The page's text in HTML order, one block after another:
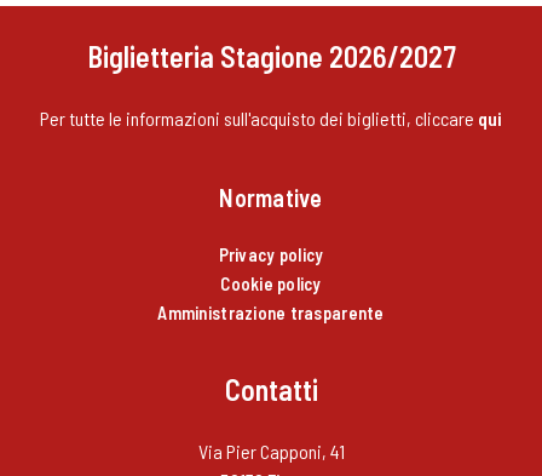
Biglietteria Stagione 2026/2027
Per tutte le informazioni sull'acquisto dei biglietti, cliccare qui
Normative
Privacy policy
Cookie policy
Amministrazione trasparente
Contatti
Via Pier Capponi, 41